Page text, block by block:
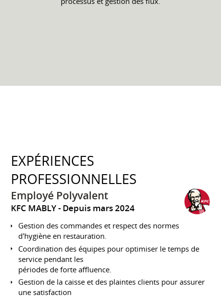
EXPÉRIENCES
PROFESSIONNELLES
Employé Polyvalent
KFC MABLY Depuis mars 2024
Gestion des commandes et respect des normes
d'hygiène en restauration.
Coordination des équipes pour optimiser le temps de
service pendant les
périodes de forte affluence.
Gestion de la caisse et des plaintes clients pour assurer
une satisfaction